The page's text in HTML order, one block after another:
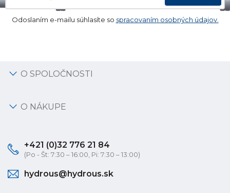
Odoslaním e-mailu súhlasíte so spracovaním osobných údajov.
O SPOLOČNOSTI
O NÁKUPE
+421 (0)32 776 21 84
(Po - Št: 7:30 – 16:00, Pi: 7:30 – 13:00)
hydrous@hydrous.sk